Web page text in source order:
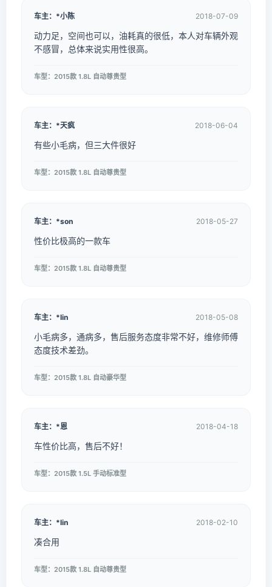
车主：*小陈 2018-07-09
动力足，空间也可以，油耗真的很低，本人对车辆外观
不感冒，总体来说实用性很高。
车型：2015款 1.8L 自动尊贵型
车主：*天疯 2018-06-04
有些小毛病，但三大件很好
车型：2015款 1.8L 自动尊贵型
车主：*son 2018-05-27
性价比极高的一款车
车型：2015款 1.8L 自动尊贵型
车主：*lin 2018-05-08
小毛病多，通病多，售后服务态度非常不好，维修师傅
态度技术差劲。
车型：2015款 1.8L 自动豪华型
车主：*恩 2018-04-18
车性价比高，售后不好！
车型：2015款 1.5L 手动标准型
车主：*lin 2018-02-10
凑合用
车型：2015款 1.8L 自动尊贵型